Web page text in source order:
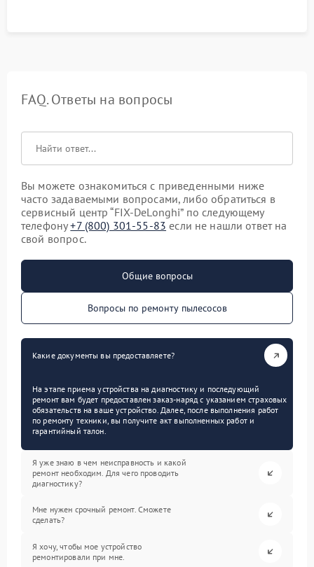
FAQ. Ответы на вопросы
Вы можете ознакомиться с приведенными ниже
часто задаваемыми вопросами, либо обратиться в
сервисный центр “FIX-DeLonghi” по следующему
телефону+7 (800) 301-55-83 если не нашли ответ на
свой вопрос.
Общие вопросы
Вопросы по ремонту пылесосов
Какие документы вы предоставляете?
На этапе приема устройства на диагностику и последующий
ремонт вам будет предоставлен заказ-наряд с указанием страховых
обязательств на ваше устройство. Далее, после выполнения работ
по ремонту техники, вы получите акт выполненных работ и
гарантийный талон.
Я уже знаю в чем неисправность и какой
ремонт необходим. Для чего проводить
диагностику?
Мне нужен срочный ремонт. Сможете
сделать?
Я хочу, чтобы мое устройство
ремонтировали при мне.